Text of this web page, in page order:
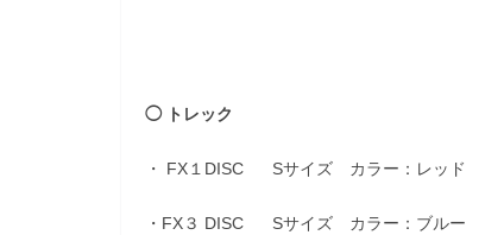
◯ トレック
・ FX１DISC Sサイズ カラー：レッド
・FX３ DISC Sサイズ カラー：ブルー